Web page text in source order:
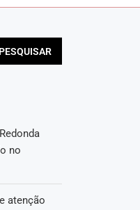
PESQUISAR
no
atenção